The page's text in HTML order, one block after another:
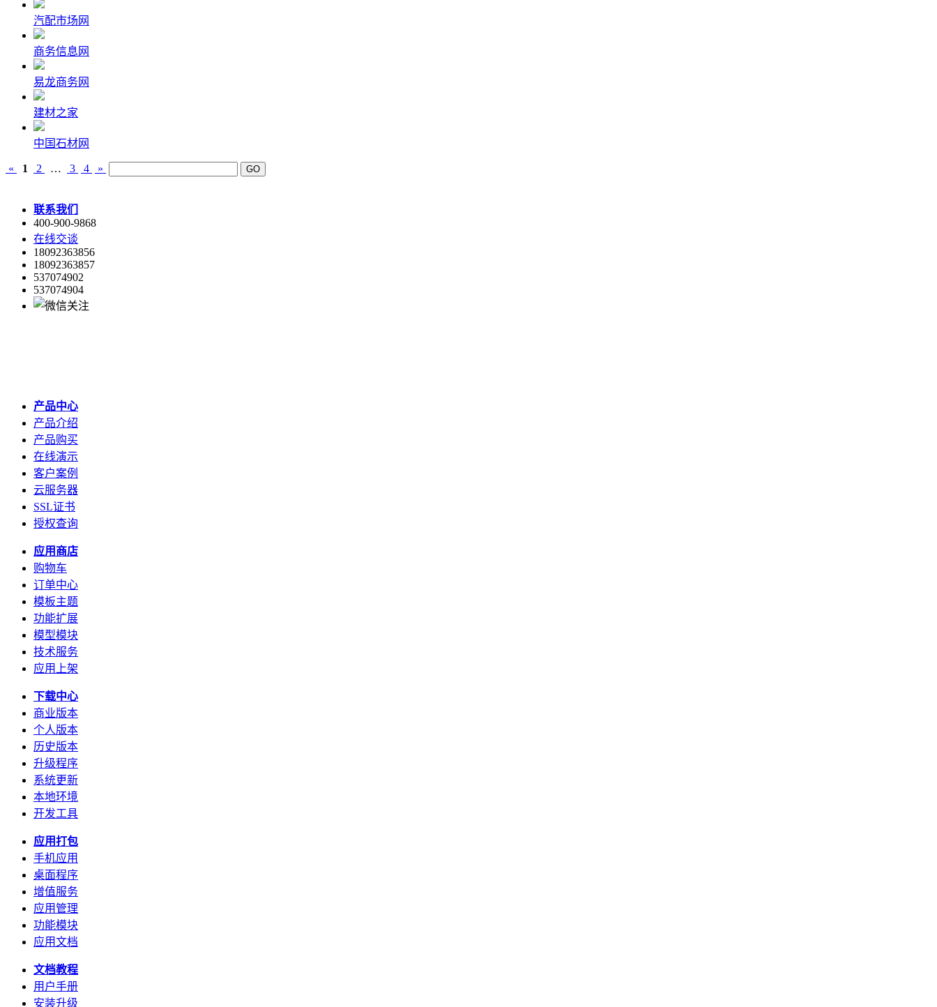
汽配市场网
商务信息网
易龙商务网
建材之家
中国石材网
« 1 2 … 3 4 »
联系我们
400-900-9868
在线交谈
18092363856
18092363857
537074902
537074904
产品中心
产品介绍
产品购买
在线演示
客户案例
云服务器
SSL证书
授权查询
应用商店
购物车
订单中心
模板主题
功能扩展
模型模块
技术服务
应用上架
下载中心
商业版本
个人版本
历史版本
升级程序
系统更新
本地环境
开发工具
应用打包
手机应用
桌面程序
增值服务
应用管理
功能模块
应用文档
文档教程
用户手册
安装升级